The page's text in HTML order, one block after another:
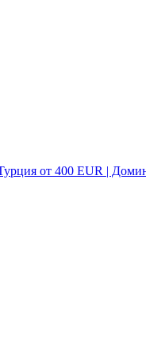
от 400 EUR |